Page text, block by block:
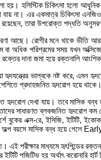
হয়। হলিস্টিক চিকিৎসা হলো
না। এর একমাত্র চিকিৎসা
তারা উপরোক্ত পদ্ধতি অনুসরণ
আছে। রোগীর মনে থাকে ভীতি
বা অধিক পরিশ্রমের সময় যখন
রক্তের দানা জমা হয়ে রক্তনালি
হৃদযন্ত্রের ভাল্বকে নষ্ট করে, এমন
প্রদাহজনিত হৃদরোগ হয়ে থাকে।
হৃদরোগ দেখা যায়। তবে মাসিক
সাধারণত ব্লকজনিত হৃদরোগ কম
বুকের এক্স-রে, ইসিজি, ইটিটি,
অল্প বয়সে মাসিক বন্ধ হয়ে গেলে
এই পরীক্ষার মাধ্যমে হৃৎপিন্ডের
পজিটিভ হয় অর্থাৎ করোনারি